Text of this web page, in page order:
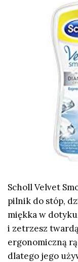
Scholl Velvet
pilnik do stóp,
miękka w
i zetrzesz
ergonomiczną
dlatego jego